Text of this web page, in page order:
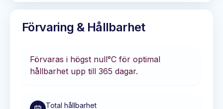
Förvaring & Hållbarhet
Förvaras i högst null°C för optimal
hållbarhet upp till 365 dagar.
Total hållbarhet